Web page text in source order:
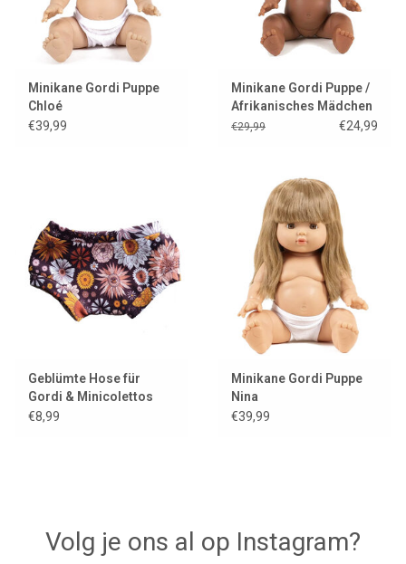
Minikane Gordi Puppe
Chloé
€39,99
Minikane Gordi Puppe /
Afrikanisches Mädchen
mit hellen Augen
€29,99 €24,99
Geblümte Hose für
Gordi & Minicolettos
Puppen
€8,99
Minikane Gordi Puppe
Nina
€39,99
Volg je ons al op Instagram?